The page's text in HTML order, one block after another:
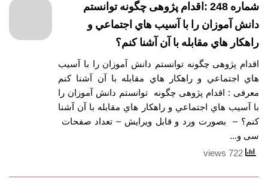
شماره 248 :اقدام پژوهی چگونه توانستم
دانش آموزان را با آسيب هاي اجتماعي و
راهكار هاي مقابله با آن آشنا كنم؟
اقدام پژوهی چگونه توانستم دانش آموزان را با آسيب
هاي اجتماعي و راهكار هاي مقابله با آن آشنا كنم
معرفی : اقدام پژوهی چگونه توانستم دانش آموزان را
با آسيب هاي اجتماعي و راهكار هاي مقابله با آن آشنا
كنم؟ – بصورت ورد و قابل ویرایش – تعداد صفحات
سی و...